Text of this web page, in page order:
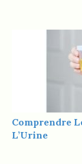
Comprendre
L’Urine